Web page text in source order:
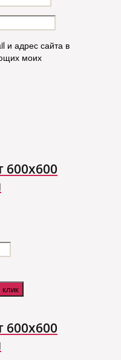
и адрес сайта в
моих
600х600
600х600